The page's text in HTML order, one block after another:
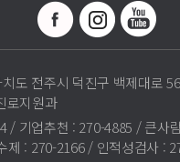
도 전주시 덕진구 백제대로
로지원과
/ 기업추천 : 270-4885 / 큰사
제 : 270-2166 / 인적성검사 :